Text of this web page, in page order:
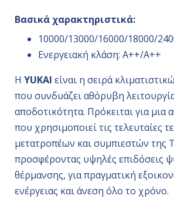
Βασικά χαρακτηριστικά:
10000/13000/16000/18000/
Ενεργειακή κλάση: A++/A++
Η YUKAI είναι η σειρά
που συνδυάζει αθόρυβη
αποδοτικότητα. Πρόκειται για
που χρησιμοποιεί τις τελευταίες
μετατροπέων και συμπιεστών της
προσφέροντας υψηλές επιδόσεις
θέρμανσης, για πραγματική
ενέργειας και άνεση όλο το χρόνο.